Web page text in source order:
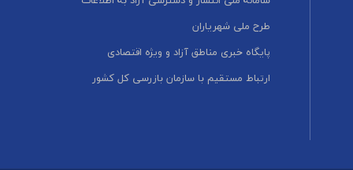
طرح ملی شهریاران
پایگاه خبری مناطق آزاد و ویژه اقتصادی
ارتباط مستقیم با سازمان بازرسی کل کشور